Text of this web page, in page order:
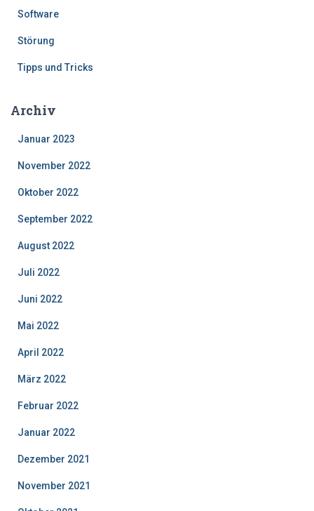
Software
Störung
Tipps und Tricks
Archiv
Januar 2023
November 2022
Oktober 2022
September 2022
August 2022
Juli 2022
Juni 2022
Mai 2022
April 2022
März 2022
Februar 2022
Januar 2022
Dezember 2021
November 2021